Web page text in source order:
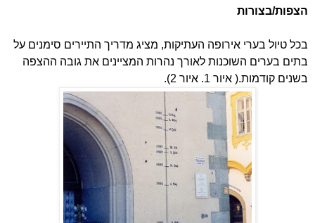
הצפות/בצורות
בכל טיול בערי אירופה העתיקות, מציג מדריך התיירים סימנים על
בתים בערים השוכנות לאורך נהרות המציינים את גובה ההצפה
בשנים קודמות.( איור 1. איור 2).